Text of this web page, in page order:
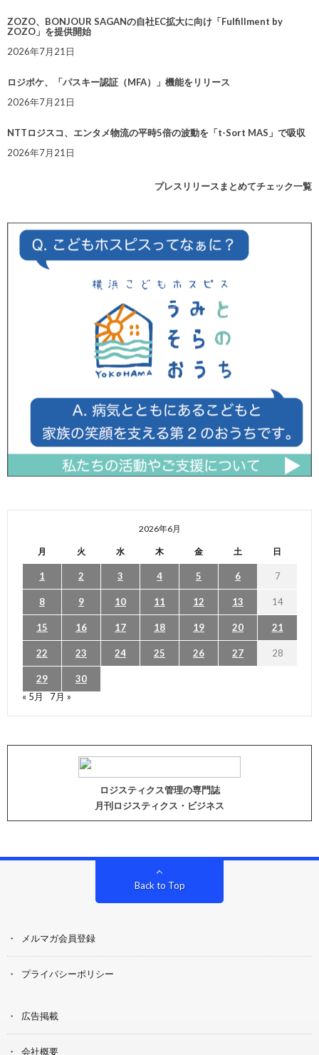
ZOZO、BONJOUR SAGANの自社EC拡大に向け「Fulfillment by
ZOZO」を提供開始
2026年7月21日
ロジポケ、「パスキー認証（MFA）」機能をリリース
2026年7月21日
NTTロジスコ、エンタメ物流の平時5倍の波動を「t-Sort MAS」で吸収
2026年7月21日
プレスリリースまとめてチェック一覧
2026年6月
月 火 水 木 金 土 日
1 2 3 4 5 6 7
8 9 10 11 12 13 14
15 16 17 18 19 20 21
22 23 24 25 26 27 28
29
30
« 5月
7月 »
ロジスティクス管理の専門誌
月刊ロジスティクス・ビジネス
Back to Top
メルマガ会員登録
プライバシーポリシー
広告掲載
会社概要